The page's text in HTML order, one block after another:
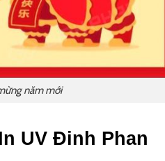
năm mới
UV Đinh Phan